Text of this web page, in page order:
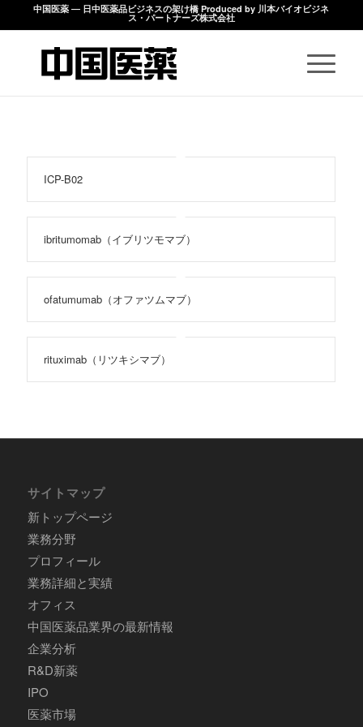
中国医薬 ― 日中医薬品ビジネスの架け橋 Produced by 川本バイオビジネ
ス・パートナーズ株式会社
ICP-B02
ibritumomab（イブリツモマブ）
ofatumumab（オファツムマブ）
rituximab（リツキシマブ）
サイトマップ
新トップページ
業務分野
プロフィール
業務詳細と実績
オフィス
中国医薬品業界の最新情報
企業分析
R&D新薬
IPO
医薬市場